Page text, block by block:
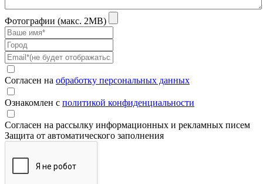
Фотографии (макс. 2MB)
Согласен на обработку персональных данных
Ознакомлен с политикой конфиденциальности
Согласен на рассылку информационных и рекламных писем
Защита от автоматического заполнения